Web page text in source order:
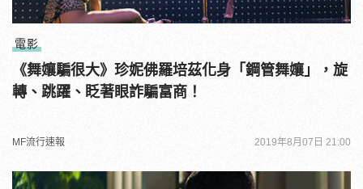
電影
《舞孃騙很大》珍妮佛羅培茲化身「鋼管舞孃」，旋
轉、跳躍、眨著眼詐騙富商！
MF流行速報 2019年8月07日 21:00